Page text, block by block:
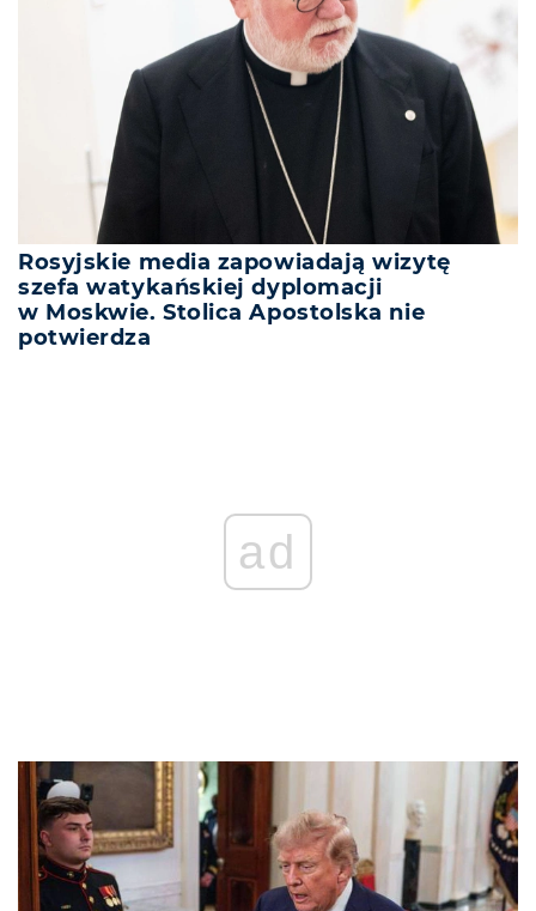
Rosyjskie media zapowiadają wizytę
szefa watykańskiej dyplomacji
w Moskwie. Stolica Apostolska nie
potwierdza
ad